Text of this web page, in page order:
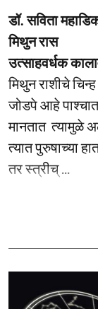
डॉ. सविता
मिथुन रास
उत्साहवर्धक
मिथुन राशीचे
जोडपे आहे पाश्चात
मानतात त्यामुळे
त्यात पुरुषाच्या
तर स्त्रीच् ...